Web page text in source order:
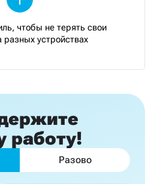
чтобы не терять свои
разных устройствах
работу!
Разово